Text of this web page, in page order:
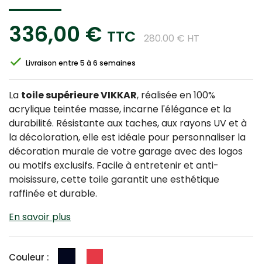
336,00 € TTC 280.00 € HT
Livraison entre 5 à 6 semaines
La toile supérieure VIKKAR, réalisée en 100%
acrylique teintée masse, incarne l'élégance et la
durabilité. Résistante aux taches, aux rayons UV et à
la décoloration, elle est idéale pour personnaliser la
décoration murale de votre garage avec des logos
ou motifs exclusifs. Facile à entretenir et anti-
moisissure, cette toile garantit une esthétique
raffinée et durable.
En savoir plus
Couleur : Noir Rouge